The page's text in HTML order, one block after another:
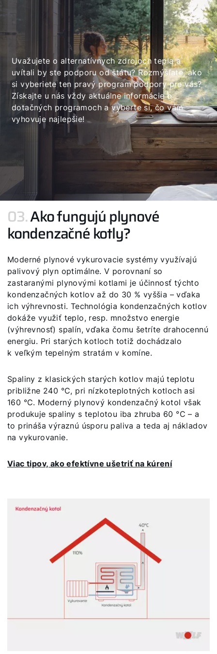
Uvažujete o alternatívnych zdrojoch tepla a
uvítali by ste podporu od štátu? Rozmýšľate, ako
si vyberiete ten pravý program podpory pre vás?
Získajte u nás vždy aktuálne informácie o
dotačných programoch a vyberte si, čo vám
vyhovuje najlepšie!
03.Ako fungujú plynové
kondenzačné kotly?
Moderné plynové vykurovacie systémy využívajú
palivový plyn optimálne. V porovnaní so
zastaranými plynovými kotlami je účinnosť týchto
kondenzačných kotlov až do 30 % vyššia – vďaka
ich výhrevnosti. Technológia kondenzačných kotlov
dokáže využiť teplo, resp. množstvo energie
(výhrevnosť) spalín, vďaka čomu šetríte drahocennú
energiu. Pri starých kotloch totiž dochádzalo
k veľkým tepelným stratám v komíne.
Spaliny z klasických starých kotlov majú teplotu
približne 240 °C, pri nízkoteplotných kotloch asi
160 °C. Moderný plynový kondenzačný kotol však
produkuje spaliny s teplotou iba zhruba 60 °C – a
to prináša výraznú úsporu paliva a teda aj nákladov
na vykurovanie.
Viac tipov, ako efektívne ušetriť na kúrení